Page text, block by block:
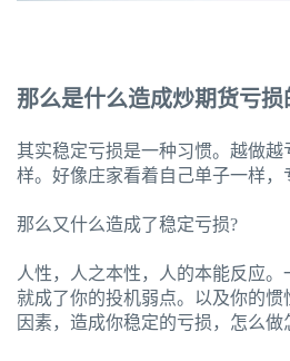
那么是什么造成炒期货亏损
其实稳定亏损是一种习惯。越做
样。好像庄家看着自己单子一样，
那么又什么造成了稳定亏损?
人性，人之本性，人的本能反应
就成了你的投机弱点。以及你的
因素，造成你稳定的亏损，怎么做